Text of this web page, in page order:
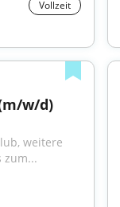
Vollzeit
w/d)
weitere
zum...